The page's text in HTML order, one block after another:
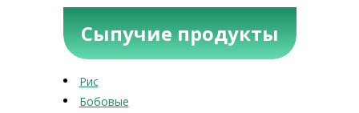
Сыпучие продукты
Рис
Бобовые